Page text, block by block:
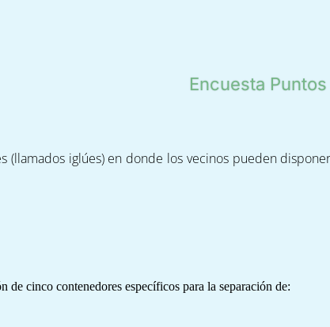
Encuesta
(llamados iglúes) en donde los vecinos pueden
cinco contenedores específicos para la separación de: